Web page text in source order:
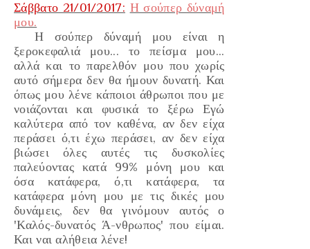
Σάββατο 21/01/2017: Η σούπερ δύναμή
μου.
Η σούπερ δύναμή μου είναι η
ξεροκεφαλιά μου... τοπείσμαμου...
αλλά και τοπαρελθόν μου που χωρίς
αυτό σήμερα δεν θα ήμουν δυνατή. Και
όπως μου λένε κάποιοι άθρωποι που με
νοιάζονται και φυσικά το ξέρω Εγώ
καλύτερα από τον καθένα, αν δεν είχα
περάσει ό,τι έχω περάσει, αν δεν είχα
βιώσει όλες αυτές τις δυσκολίες
παλεύοντας κατά 99% μόνη μου και
όσα κατάφερα, ό,τι κατάφερα, τα
κατάφερα μόνη μου με τις δικές μου
δυνάμεις, δεν θα γινόμουν αυτός ο
'Καλός-δυνατός Ά-νθρωπος'που είμαι.
Και ναι αλήθεια λένε!